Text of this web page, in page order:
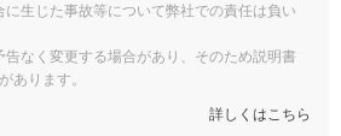
に生じた事故等について弊社での責任は負い
なく変更する場合があり、そのため説明書
あります。
詳しくはこちら